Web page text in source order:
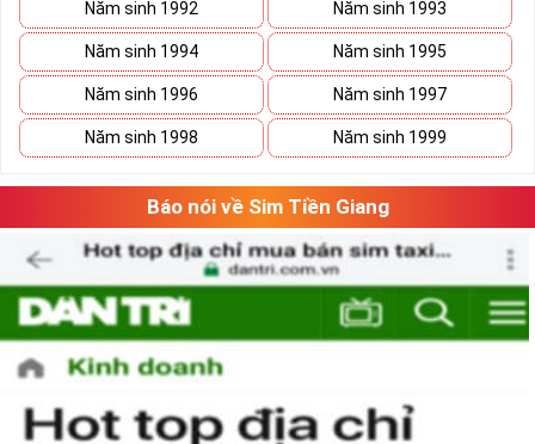
Năm sinh 1992 Năm sinh 1993
Năm sinh 1994 Năm sinh 1995
Năm sinh 1996 Năm sinh 1997
Năm sinh 1998 Năm sinh 1999
Báo nói về Sim Tiền Giang